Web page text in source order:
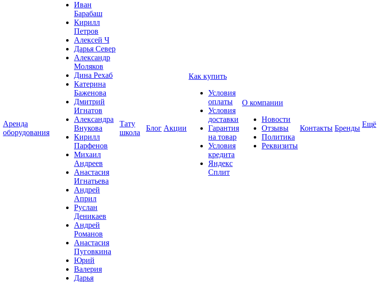
Аренда
оборудования
Иван
Барабаш
Кирилл
Петров
Алексей Ч
Дарья Север
Александр
Моляков
Дина Рехаб
Катерина
Баженова
Дмитрий
Игнатов
Александра
Внукова
Кирилл
Парфенов
Михаил
Андреев
Анастасия
Игнатьева
Андрей
Април
Руслан
Деникаев
Андрей
Романов
Анастасия
Пуговкина
Юрий
Валерия
Дарья
Тату
школа
Блог Акции
Как купить
Условия
оплаты
Условия
доставки
Гарантия
на товар
Условия
кредита
Яндекс
Сплит
О компании
Новости
Отзывы
Политика
Реквизиты
Контакты Бренды Ещё